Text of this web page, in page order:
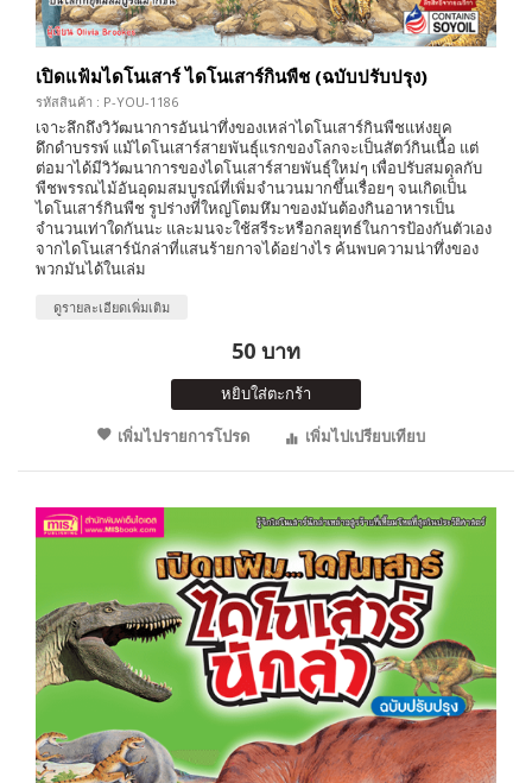
เปิดแฟ้มไดโนเสาร์ ไดโนเสาร์กินพืช (ฉบับปรับปรุง)
รหัสสินค้า : P-YOU-1186
เจาะลึกถึงวิวัฒนาการอันน่าทึ่งของเหล่าไดโนเสาร์กินพืชแห่งยุค
ดึกดำบรรพ์ แม้ไดโนเสาร์สายพันธุ์แรกของโลกจะเป็นสัตว์กินเนื้อ แต่
ต่อมาได้มีวิวัฒนาการของไดโนเสาร์สายพันธุ์ใหม่ๆ เพื่อปรับสมดุลกับ
พืชพรรณไม้อันอุดมสมบูรณ์ที่เพิ่มจำนวนมากขึ้นเรื่อยๆ จนเกิดเป็น
ไดโนเสาร์กินพืช รูปร่างที่ใหญ่โตมหึมาของมันต้องกินอาหารเป็น
จำนวนเท่าใดกันนะ และมนจะใช้สรีระหรือกลยุทธ์ในการป้องกันตัวเอง
จากไดโนเสาร์นักล่าที่แสนร้ายกาจได้อย่างไร ค้นพบความน่าทึ่งของ
พวกมันได้ในเล่ม
ดูรายละเอียดเพิ่มเติม
50 บาท
หยิบใส่ตะกร้า
เพิ่มไปรายการโปรด
เพิ่มไปเปรียบเทียบ